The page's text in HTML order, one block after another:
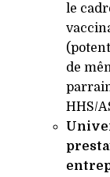
le
de
HHS/